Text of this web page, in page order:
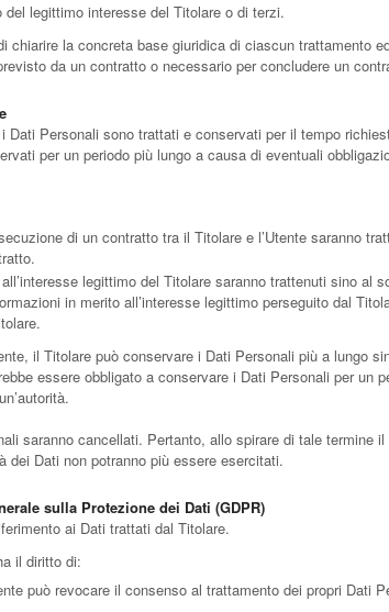
legittimo interesse del Titolare o di terzi.
chiarire la concreta base giuridica di ciascun trattamento
da un contratto o necessario per concludere un
Personali sono trattati e conservati per il tempo
per un periodo più lungo a causa di eventuali
di un contratto tra il Titolare e l’Utente saranno
legittimo del Titolare saranno trattenuti sino al
in merito all’interesse legittimo perseguito dal
il Titolare può conservare i Dati Personali più a lungo
essere obbligato a conservare i Dati Personali per un
saranno cancellati. Pertanto, allo spirare di tale termine
Dati non potranno più essere esercitati.
sulla Protezione dei Dati (GDPR)
ai Dati trattati dal Titolare.
il diritto di:
può revocare il consenso al trattamento dei propri Dati